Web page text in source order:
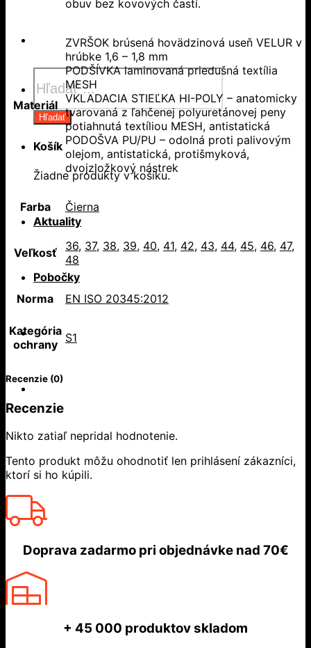
Products
search
Hľadať
Košík
Žiadne produkty v košíku.
Aktuality
Pobočky
obuv bez kovových častí.
Materiál
ZVRŠOK brúsená hovädzinová useň VELUR v
hrúbke 1,6 – 1,8 mm
PODŠÍVKA laminovaná priedušná textília
MESH
VKLADACIA STIEĽKA HI-POLY – anatomicky
tvarovaná z ľahčenej polyuretánovej peny
potiahnutá textíliou MESH, antistatická
PODOŠVA PU/PU – odolná proti palivovým
olejom, antistatická, protišmyková,
dvojzložkový nástrek
Farba Čierna
Veľkosť 36, 37, 38, 39, 40, 41, 42, 43, 44, 45, 46, 47,
48
Norma EN ISO 20345:2012
Kategória
ochrany
S1
Recenzie (0)
Recenzie
Nikto zatiaľ nepridal hodnotenie.
Tento produkt môžu ohodnotiť len prihlásení zákazníci,
ktorí si ho kúpili.
Doprava zadarmo pri objednávke nad 70€
+ 45 000 produktov skladom